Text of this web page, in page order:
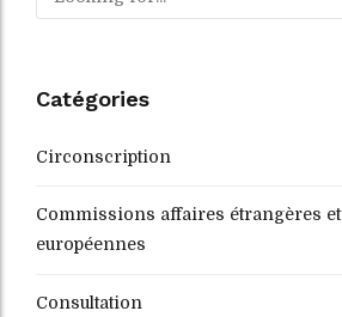
Catégories
Circonscription
Commissions affaires étrangères et
européennes
Consultation